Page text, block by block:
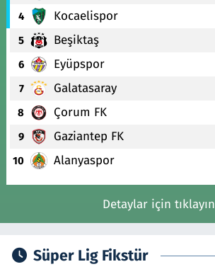
4 Kocaelispor
5 Beşiktaş
6 Eyüpspor
7 Galatasaray
8 Çorum FK
9 Gaziantep FK
10 Alanyaspor
Detaylar için tıklayın
Süper Lig Fikstür